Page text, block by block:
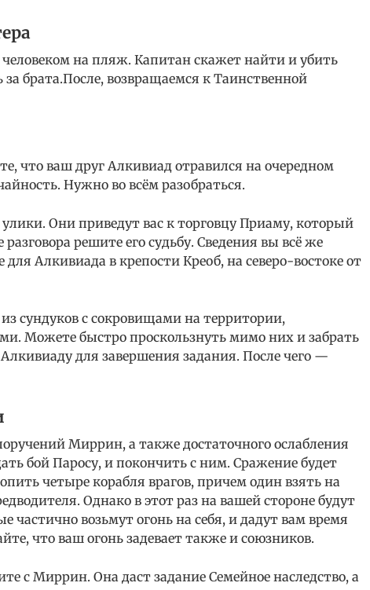
на пляж. Капитан скажет найти и убить
брата.После, возвращаемся к Таинственной
что ваш друг Алкивиад отравился на очередном
Нужно во всём разобраться.
Они приведут вас к торговцу Приаму, который
решите его судьбу. Сведения вы всё же
Алкивиада в крепости Креоб, на северо-востоке от
сундуков с сокровищами на территории,
Можете быстро проскользнуть мимо них и забрать
для завершения задания. После чего —
Миррин, а также достаточного ослабления
бой Паросу, и покончить с ним. Сражение будет
четыре корабля врагов, причем один взять на
Однако в этот раз на вашей стороне будут
частично возьмут огонь на себя, и дадут вам время
что ваш огонь задевает также и союзников.
с Миррин. Она даст задание Семейное наследство, а